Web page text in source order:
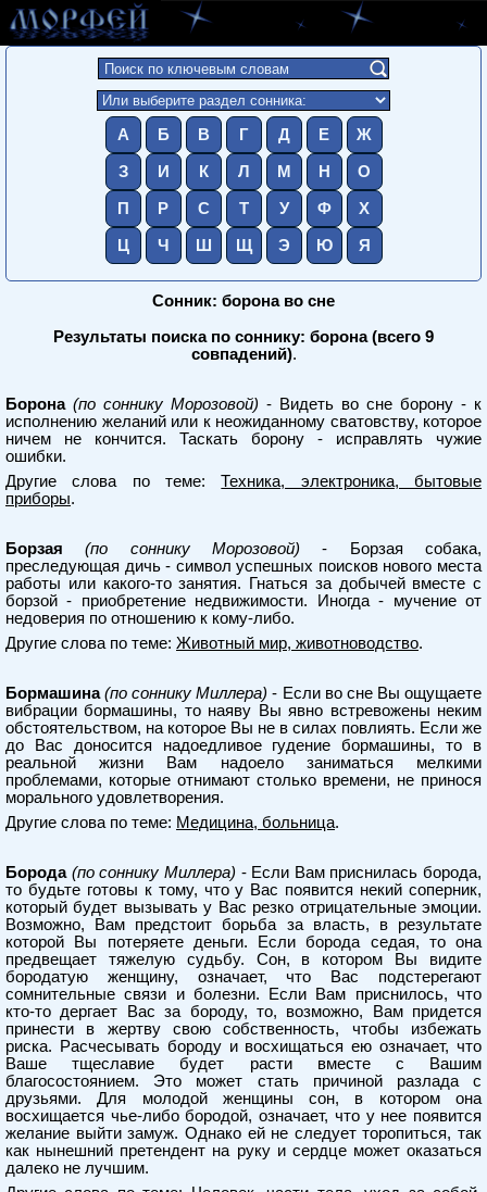
А Б В Г Д Е Ж
З И К Л М Н О
П Р С Т У Ф Х
Ц Ч Ш Щ Э Ю Я
Сонник: борона во сне
Результаты поиска по соннику: борона (всего 9
совпадений).
Борона (по соннику Морозовой) - Видеть во сне борону - к
исполнению желаний или к неожиданному сватовству, которое
ничем не кончится. Таскать борону - исправлять чужие
ошибки.
Другие слова по теме:Техника, электроника, бытовые
приборы.
Борзая (по соннику Морозовой) - Борзая собака,
преследующая дичь - символ успешных поисков нового места
работы или какого-то занятия. Гнаться за добычей вместе с
борзой - приобретение недвижимости. Иногда - мучение от
недоверия по отношению к кому-либо.
Другие слова по теме: Животный мир, животноводство.
Бормашина (по соннику Миллера) - Если во сне Вы ощущаете
вибрации бормашины, то наяву Вы явно встревожены неким
обстоятельством, на которое Вы не в силах повлиять. Если же
до Вас доносится надоедливое гудение бормашины, то в
реальной жизни Вам надоело заниматься мелкими
проблемами, которые отнимают столько времени, не принося
морального удовлетворения.
Другие слова по теме: Медицина, больница.
Борода (по соннику Миллера) - Если Вам приснилась борода,
то будьте готовы к тому, что у Вас появится некий соперник,
который будет вызывать у Вас резко отрицательные эмоции.
Возможно, Вам предстоит борьба за власть, в результате
которой Вы потеряете деньги. Если борода седая, то она
предвещает тяжелую судьбу. Сон, в котором Вы видите
бородатую женщину, означает, что Вас подстерегают
сомнительные связи и болезни. Если Вам приснилось, что
кто-то дергает Вас за бороду, то, возможно, Вам придется
принести в жертву свою собственность, чтобы избежать
риска. Расчесывать бороду и восхищаться ею означает, что
Ваше тщеславие будет расти вместе с Вашим
благосостоянием. Это может стать причиной разлада с
друзьями. Для молодой женщины сон, в котором она
восхищается чье-либо бородой, означает, что у нее появится
желание выйти замуж. Однако ей не следует торопиться, так
как нынешний претендент на руку и сердце может оказаться
далеко не лучшим.